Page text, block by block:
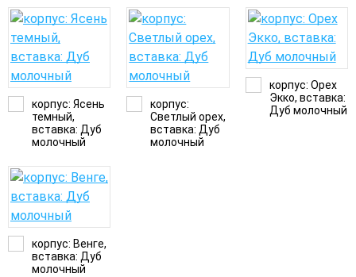
корпус: Ясень
темный,
вставка: Дуб
молочный
корпус:
Светлый орех,
вставка: Дуб
молочный
корпус: Орех
Экко, вставка:
Дуб молочный
корпус: Венге,
вставка: Дуб
молочный